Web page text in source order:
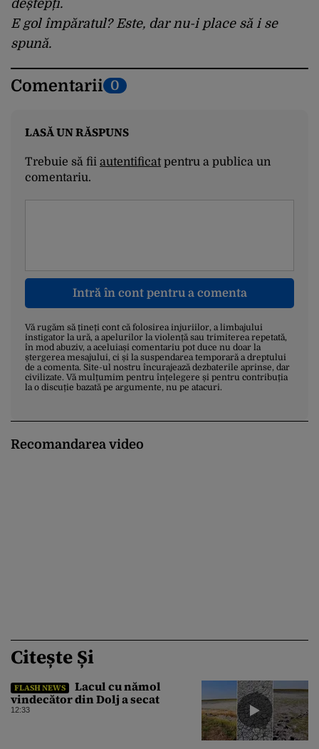
deștepți.
E gol împăratul? Este, dar nu-i place să i se
spună.
Comentarii 0
LASĂ UN RĂSPUNS
Trebuie să fii autentificatpentru a publica un
comentariu.
Intră în cont pentru a comenta
Vă rugăm să țineți cont că folosirea injuriilor, a limbajului
instigator la ură, a apelurilor la violență sau trimiterea repetată,
în mod abuziv, a aceluiași comentariu pot duce nu doar la
ștergerea mesajului, ci și la suspendarea temporară a dreptului
de a comenta. Site-ul nostru încurajează dezbaterile aprinse, dar
civilizate. Vă mulțumim pentru înțelegere și pentru contribuția
la o discuție bazată pe argumente, nu pe atacuri.
Recomandarea video
Citește Și
FLASH NEWS
Lacul cu nămol
vindecător din Dolj a secat
12:33